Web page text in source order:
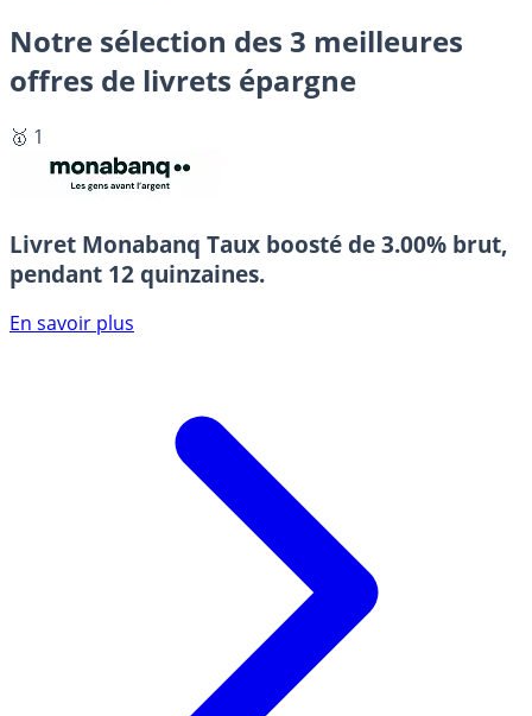
Notre sélection des 3 meilleures
offres de livrets épargne
🥇 1
Livret Monabanq Taux boosté de 3.00% brut,
pendant 12 quinzaines.
En savoir plus